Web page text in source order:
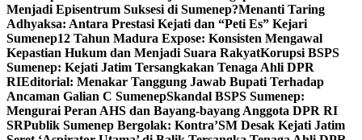
Menjadi Episentrum Suksesi di Sumenep?Menanti Taring
Adhyaksa: Antara Prestasi Kejati dan “Peti Es” Kejari
Sumenep12 Tahun Madura Expose: Konsisten Mengawal
Kepastian Hukum dan Menjadi Suara RakyatKorupsi BSPS
Sumenep: Kejati Jatim Tersangkakan Tenaga Ahli DPR
RIEditorial: Menakar Tanggung Jawab Bupati Terhadap
Ancaman Galian C SumenepSkandal BSPS Sumenep:
Mengurai Peran AHS dan Bayang-bayang Anggota DPR RI
SRPublik Sumenep Bergolak: Kontra’SM Desak Kejati Jatim